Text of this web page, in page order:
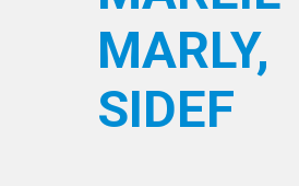
MARLY,
SIDEF